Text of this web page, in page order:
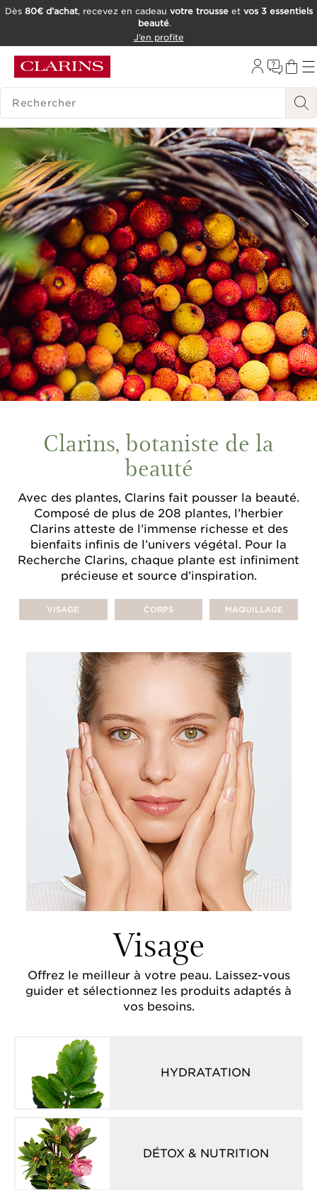
OUTIL D'ACCESSIBILITÉ
Dès 80€ d’achat, recevez en cadeau votre trousseet vos 3 essentiels
beauté.
J’en profite
HISTORIQUE DES RECHERCHES
Clarins, botaniste de la
beauté
Avec des plantes, Clarins fait pousser la beauté.
Composé de plus de 208 plantes, l’herbier
Clarins atteste de l’immense richesse et des
bienfaits infinis de l’univers végétal. Pour la
Recherche Clarins, chaque plante est infiniment
précieuse et source d’inspiration.
VISAGE CORPS MAQUILLAGE
Visage
Offrez le meilleur à votre peau. Laissez-vous
guider et sélectionnez les produits adaptés à
vos besoins.
HYDRATATION
DÉTOX & NUTRITION